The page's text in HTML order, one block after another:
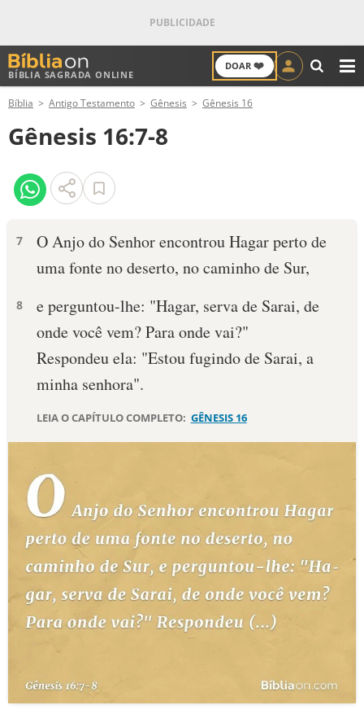
BÍBLIA SAGRADA ONLINE
DOAR ❤️
ANTIGO TESTAMENTO
NOVO TESTAMENTO
VERSÍCULOS
PALAVRA DO DIA
SALMO DO DIA
DEVOCIONAL DIÁRIO
10 MANDAMENTOS
ESBOÇOS DE PREGAÇÃO
TEMAS
PERGUNTE À BÍBLIA IA
TERMO BÍBLICO JOGOS
LOJA BÍBLIAON
Bíblia Antigo Testamento Gênesis Gênesis 16
Gênesis 16:7-8
7
O Anjo do Senhor encontrou Hagar perto de
uma fonte no de­serto, no caminho de Sur,
8
e perguntou-lhe: "Ha­gar, serva de Sarai, de
onde você vem? Para onde vai?"
Respondeu ela: "Estou fugindo de Sarai, a
minha senhora".
LEIA O CAPÍTULO COMPLETO: GÊNESIS 16